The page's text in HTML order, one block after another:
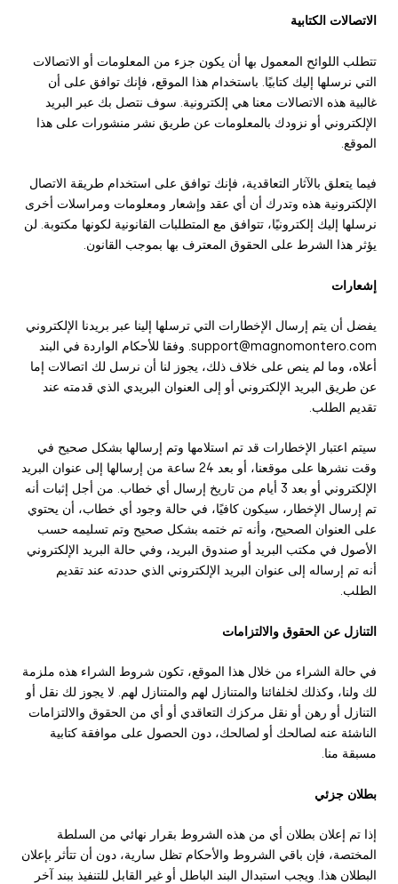
الاتصالات الكتابية
تتطلب اللوائح المعمول بها أن يكون جزء من المعلومات أو الاتصالات
التي نرسلها إليك كتابيًا. باستخدام هذا الموقع، فإنك توافق على أن
غالبية هذه الاتصالات معنا هي إلكترونية. سوف نتصل بك عبر البريد
الإلكتروني أو نزودك بالمعلومات عن طريق نشر منشورات على هذا
الموقع.
فيما يتعلق بالآثار التعاقدية، فإنك توافق على استخدام طريقة الاتصال
الإلكترونية هذه وتدرك أن أي عقد وإشعار ومعلومات ومراسلات أخرى
نرسلها إليك إلكترونيًا، تتوافق مع المتطلبات القانونية لكونها مكتوبة. لن
يؤثر هذا الشرط على الحقوق المعترف بها بموجب القانون.
إشعارات
يفضل أن يتم إرسال الإخطارات التي ترسلها إلينا عبر بريدنا الإلكتروني
support@magnomontero.com. وفقا للأحكام الواردة في البند
أعلاه، وما لم ينص على خلاف ذلك، يجوز لنا أن نرسل لك اتصالات إما
عن طريق البريد الإلكتروني أو إلى العنوان البريدي الذي قدمته عند
تقديم الطلب.
سيتم اعتبار الإخطارات قد تم استلامها وتم إرسالها بشكل صحيح في
وقت نشرها على موقعنا، أو بعد 24 ساعة من إرسالها إلى عنوان البريد
الإلكتروني أو بعد 3 أيام من تاريخ إرسال أي خطاب. من أجل إثبات أنه
تم إرسال الإخطار، سيكون كافيًا، في حالة وجود أي خطاب، أن يحتوي
على العنوان الصحيح، وأنه تم ختمه بشكل صحيح وتم تسليمه حسب
الأصول في مكتب البريد أو صندوق البريد، وفي حالة البريد الإلكتروني
أنه تم إرساله إلى عنوان البريد الإلكتروني الذي حددته عند تقديم
الطلب.
التنازل عن الحقوق والالتزامات
في حالة الشراء من خلال هذا الموقع، تكون شروط الشراء هذه ملزمة
لك ولنا، وكذلك لخلفائنا والمتنازل لهم والمتنازل لهم. لا يجوز لك نقل أو
التنازل أو رهن أو نقل مركزك التعاقدي أو أي من الحقوق والالتزامات
الناشئة عنه لصالحك أو لصالحك، دون الحصول على موافقة كتابية
مسبقة منا.
بطلان جزئي
إذا تم إعلان بطلان أي من هذه الشروط بقرار نهائي من السلطة
المختصة، فإن باقي الشروط والأحكام تظل سارية، دون أن تتأثر بإعلان
البطلان هذا. ويجب استبدال البند الباطل أو غير القابل للتنفيذ ببند آخر